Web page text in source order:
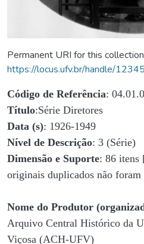
Permanent URI for this collection
https://locus.ufv.br/handle/
Código de Referência:
Título:Série Diretores
Data (s): 1926-1949
Nível de Descrição: 3 (Série)
Dimensão e Suporte: 86 itens
originais duplicados não
Nome do Produtor
Arquivo Central Histórico da
Viçosa (ACH-UFV)